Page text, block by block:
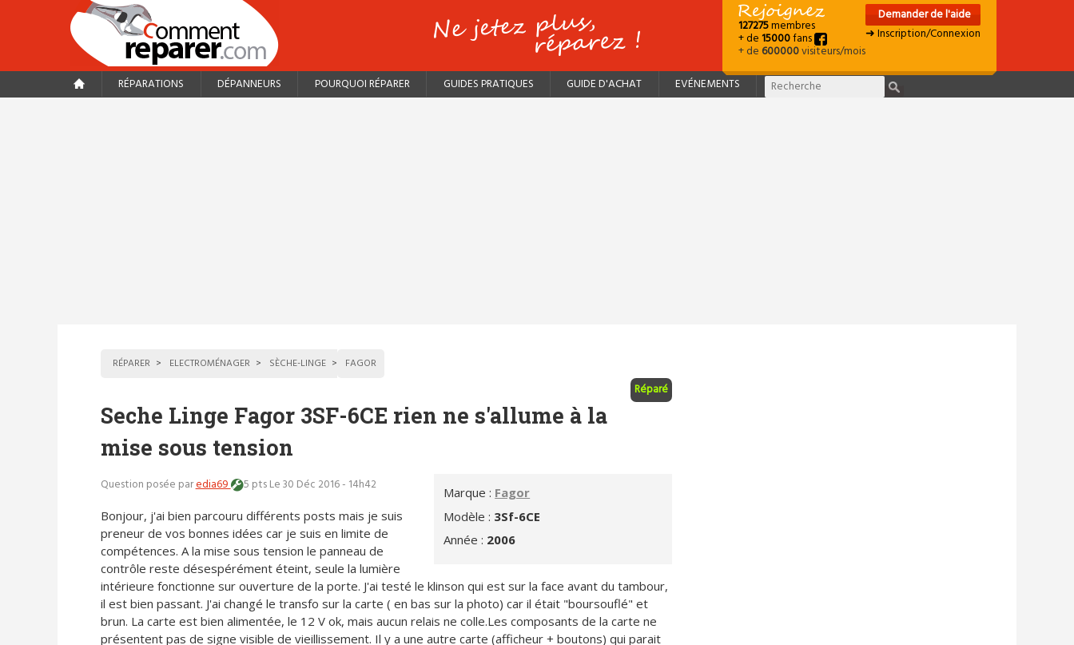
127275membres
+ de15000fans
+ de600000visiteurs/mois
Demander de l'aide
➜ Inscription/Connexion
RÉPARATIONS DÉPANNEURS POURQUOI RÉPARER GUIDES PRATIQUES GUIDE D'ACHAT EVÉNEMENTS
RÉPARER ELECTROMÉNAGER SÈCHE-LINGE FAGOR
Réparé
Seche Linge Fagor 3SF-6CE rien ne s'allume à la
mise sous tension
Marque : Fagor
Modèle : 3Sf-6CE
Année : 2006
Question posée paredia69 5 ptsLe 30 Déc 2016 - 14h42
Bonjour, j'ai bien parcouru différents posts mais je suis
preneur de vos bonnes idées car je suis en limite de
compétences. A la mise sous tension le panneau de
contrôle reste désespérément éteint, seule la lumière
intérieure fonctionne sur ouverture de la porte. J'ai testé le klinson qui est sur la face avant du tambour,
il est bien passant. J'ai changé le transfo sur la carte ( en bas sur la photo) car il était "boursouflé" et
brun. La carte est bien alimentée, le 12 V ok, mais aucun relais ne colle.Les composants de la carte ne
présentent pas de signe visible de vieillissement. Il y a une autre carte (afficheur + boutons) qui parait